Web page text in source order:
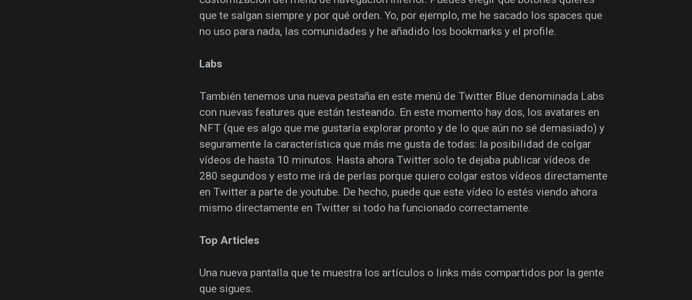
que te salgan siempre y por qué orden. Yo, por ejemplo, me he sacado los spaces que
no uso para nada, las comunidades y he añadido los bookmarks y el profile.
Labs
También tenemos una nueva pestaña en este menú de Twitter Blue denominada Labs
con nuevas features que están testeando. En este momento hay dos, los avatares en
NFT (que es algo que me gustaría explorar pronto y de lo que aún no sé demasiado) y
seguramente la característica que más me gusta de todas: la posibilidad de colgar
vídeos de hasta 10 minutos. Hasta ahora Twitter solo te dejaba publicar vídeos de
280 segundos y esto me irá de perlas porque quiero colgar estos vídeos directamente
en Twitter a parte de youtube. De hecho, puede que este vídeo lo estés viendo ahora
mismo directamente en Twitter si todo ha funcionado correctamente.
Top Articles
Una nueva pantalla que te muestra los artículos o links más compartidos por la gente
que sigues.